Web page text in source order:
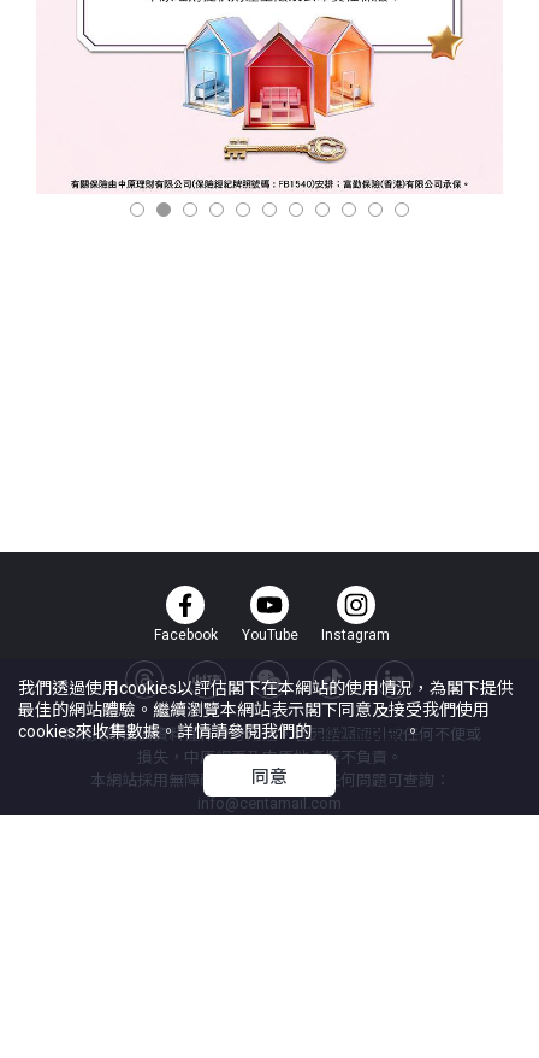
Facebook YouTube Instagram
本網頁所提供資料僅作參考用途。若因錯漏而引致任何不便或
損失，中原網頁及中原地產概不負責。
本網站採用無障礙網頁設計，如有任何問題可查詢：
info@centamail.com
我們透過使用cookies以評估閣下在本網站的使用情況，為閣下提供
最佳的網站體驗。繼續瀏覽本網站表示閣下同意及接受我們使用
cookies來收集數據。詳情請參閱我們的Cookie政策。
同意